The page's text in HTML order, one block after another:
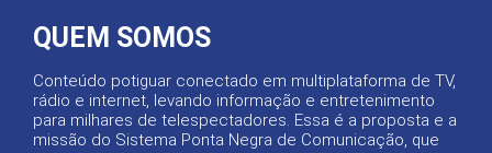
QUEM SOMOS
Conteúdo potiguar conectado em multiplataforma de TV,
rádio e internet, levando informação e entretenimento
para milhares de telespectadores. Essa é a proposta e a
missão do Sistema Ponta Negra de Comunicação, que